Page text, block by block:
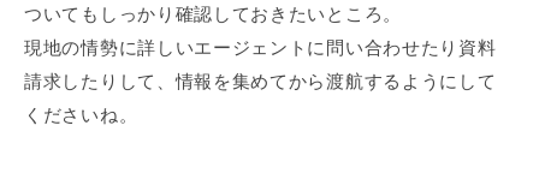
ついてもしっかり確認しておきたいところ。
現地の情勢に詳しいエージェントに問い合わせたり資料
請求したりして、情報を集めてから渡航するようにして
くださいね。